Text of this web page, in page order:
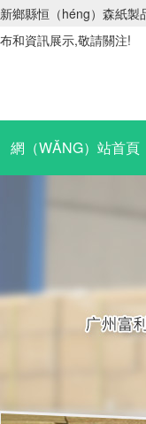
新鄉縣恒（héng）森紙
布和資訊展示,敬請關注!
網（WǍNG）站首頁